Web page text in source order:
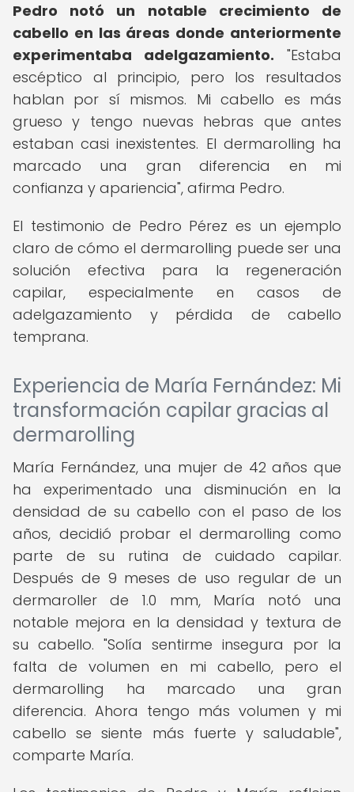
Pedro notó un notable crecimiento de
cabello en las áreas donde anteriormente
experimentaba adelgazamiento. "Estaba
escéptico al principio, pero los resultados
hablan por sí mismos. Mi cabello es más
grueso y tengo nuevas hebras que antes
estaban casi inexistentes. El dermarolling ha
marcado una gran diferencia en mi
confianza y apariencia", afirma Pedro.
El testimonio de Pedro Pérez es un ejemplo
claro de cómo el dermarolling puede ser una
solución efectiva para la regeneración
capilar, especialmente en casos de
adelgazamiento y pérdida de cabello
temprana.
Experiencia de María Fernández: Mi
transformación capilar gracias al
dermarolling
María Fernández, una mujer de 42 años que
ha experimentado una disminución en la
densidad de su cabello con el paso de los
años, decidió probar el dermarolling como
parte de su rutina de cuidado capilar.
Después de 9 meses de uso regular de un
dermaroller de 1.0 mm, María notó una
notable mejora en la densidad y textura de
su cabello. "Solía sentirme insegura por la
falta de volumen en mi cabello, pero el
dermarolling ha marcado una gran
diferencia. Ahora tengo más volumen y mi
cabello se siente más fuerte y saludable",
comparte María.